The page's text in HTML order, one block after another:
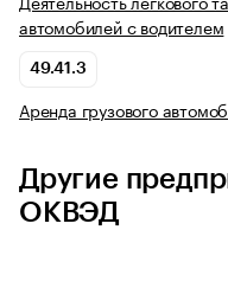
автомобилей с водителем
49.41.3
Аренда грузового
Другие
ОКВЭД